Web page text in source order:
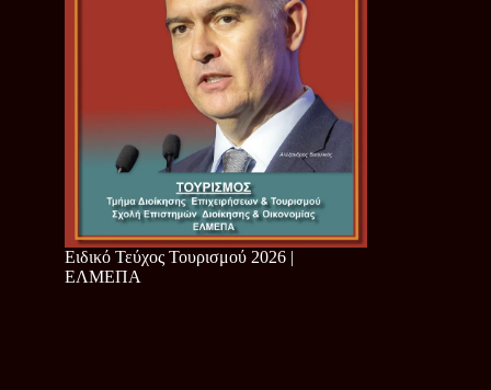
Ειδικό Τεύχος Τουρισμού 2026 |
ΕΛΜΕΠΑ